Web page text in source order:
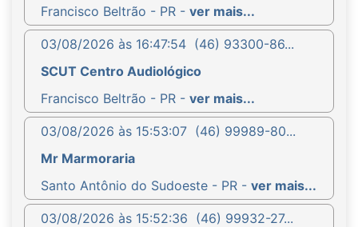
Francisco Beltrão - PR - ver mais...
03/08/2026 às 16:47:54 (46) 93300-86...
SCUT Centro Audiológico
Francisco Beltrão - PR - ver mais...
03/08/2026 às 15:53:07 (46) 99989-80...
Mr Marmoraria
Santo Antônio do Sudoeste - PR - ver mais...
03/08/2026 às 15:52:36 (46) 99932-27...